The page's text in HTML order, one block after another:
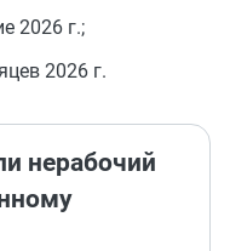
2026 г.;
2026 г.
нерабочий